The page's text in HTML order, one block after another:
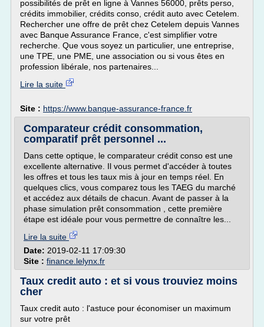
possibilités de prêt en ligne à Vannes 56000, prêts perso,
crédits immobilier, crédits conso, crédit auto avec Cetelem.
Rechercher une offre de prêt chez Cetelem depuis Vannes
avec Banque Assurance France, c'est simplifier votre
recherche. Que vous soyez un particulier, une entreprise,
une TPE, une PME, une association ou si vous êtes en
profession libérale, nos partenaires...
Lire la suite
Site : https://www.banque-assurance-france.fr
Comparateur crédit consommation,
comparatif prêt personnel ...
Dans cette optique, le comparateur crédit conso est une
excellente alternative. Il vous permet d'accéder à toutes
les offres et tous les taux mis à jour en temps réel. En
quelques clics, vous comparez tous les TAEG du marché
et accédez aux détails de chacun. Avant de passer à la
phase simulation prêt consommation , cette première
étape est idéale pour vous permettre de connaître les...
Lire la suite
Date: 2019-02-11 17:09:30
Site : finance.lelynx.fr
Taux credit auto : et si vous trouviez moins
cher
Taux credit auto : l'astuce pour économiser un maximum
sur votre prêt